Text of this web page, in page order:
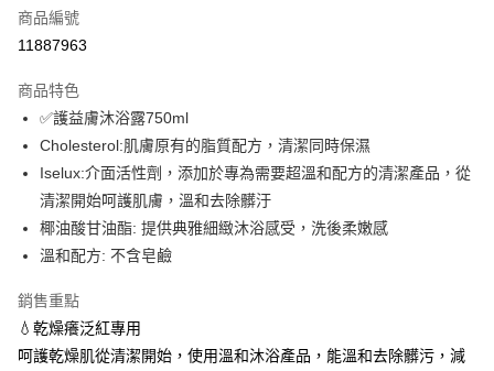
超商取貨付款
大哥付你分期
相關說明
【大哥付你分期使用說明】
1.本服務由台灣大哥大提供，台灣大哥大用戶可立即使用無須另外申請。
2.付款方式選擇「大哥付你分期」，訂單成立後會自動跳轉到大哥付的交易
流程，驗證手機門號後，選擇欲分期的期數、繳款截止日，確認付款後即完
3.實際核准額度、可分期數及費用金額請依後續交易確認頁面所載為準。
消。如遇「轉專審核」未通過狀況，表示未達大哥付你分期系統評分，恕無
法說明評估內容。
1.分期款項不併入電信帳單，「大哥付你分期」於每月結算日後寄送繳費提
ATM付款
貨到付款
全家取貨付款 (滿$4,000以上僅限貨到付款)
每筆NT$60，滿NT$1,500(含以上)免運費
商品編號
11887963
商品特色
✅護益膚沐浴露750ml
Cholesterol:肌膚原有的脂質配方，清潔同時保濕
Iselux:介面活性劑，添加於專為需要超溫和配方的清潔產品，從
清潔開始呵護肌膚，溫和去除髒汙
椰油酸甘油酯: 提供典雅細緻沐浴感受，洗後柔嫩感
溫和配方: 不含皂鹼
銷售重點
💧乾燥癢泛紅專用
呵護乾燥肌從清潔開始，使用溫和沐浴產品，能溫和去除髒污，減